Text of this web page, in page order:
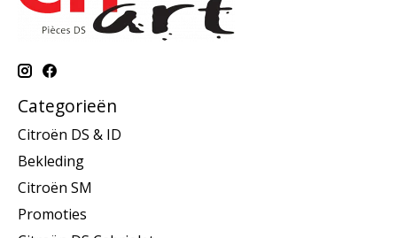
Categorieën
Citroën DS & ID
Bekleding
Citroën SM
Promoties